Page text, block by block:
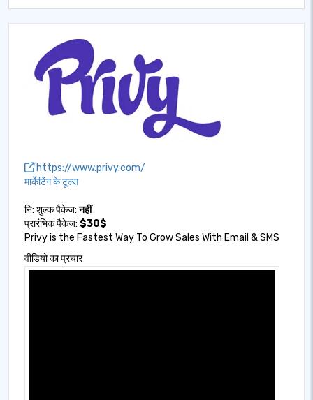
https://www.privy.com/
मार्केटिंग के टूल्स
नि: शुल्क पैकेज:नहीं
प्रारंभिक पैकेज: $30$
Privy is the Fastest Way To Grow Sales With Email & SMS
वीडियो का प्रचार